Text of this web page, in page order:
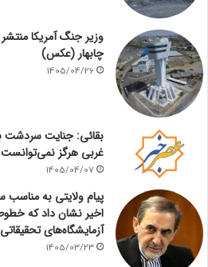
وزیر جنگ آمریکا
چابهار (عکس)
1405/04/26
بقائی: جنایت سردشت
غربی هرگز نمی‌توانست
1405/04/07
پیام ولایتی به
اخیر نشان داد که
آزمایشگاه‌های
1405/03/23